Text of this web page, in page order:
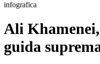
infografica
Ali
guida